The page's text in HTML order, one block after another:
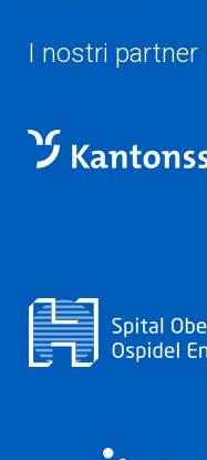
I nostri partner